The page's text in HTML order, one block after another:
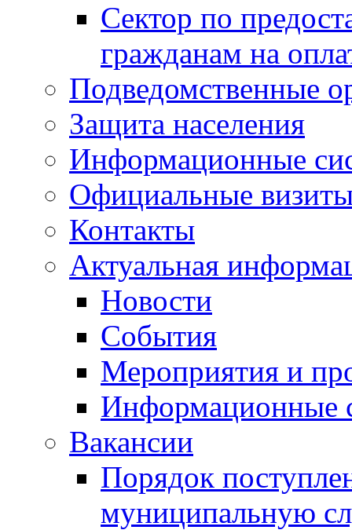
Сектор по
гражданам на
Подведомственные
Защита населения
Информационные
Официальные
Контакты
Актуальная
Новости
События
Мероприятия и
Информационные
Вакансии
Порядок
муниципальную